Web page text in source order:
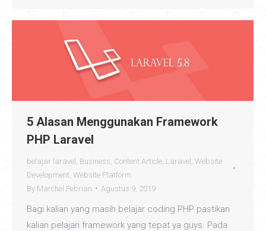
5 Alasan Menggunakan Framework
PHP Laravel
belajar laravel Business Content Article Laravel Website
Development Website Platform
By Marchel Febrian Agustus 9, 2019
Bagi kalian yang masih belajar coding PHP pastikan
kalian pelajari framework yang tepat ya guys. Pada